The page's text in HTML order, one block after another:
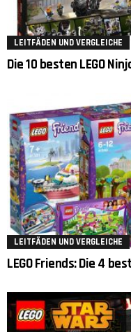
LEITFÄDEN UND VERGLEICHE
Die 10 besten LEGO
LEITFÄDEN UND VERGLEICHE
LEGO Friends: Die 4